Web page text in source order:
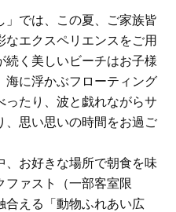
では、この夏、ご家族皆
エクスペリエンスをご用
続く美しいビーチはお子様
海に浮かぶフローティング
ったり、波と戯れながらサ
、思い思いの時間をお過ご
お好きな場所で朝食を味
ファスト（一部客室限
合える「動物ふれあい広